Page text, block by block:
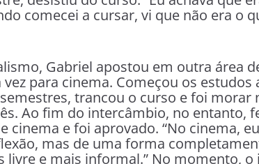
comecei a cursar, vi que não era o
Gabriel apostou em outra área
para cinema. Começou os estudos
trancou o curso e foi morar
Ao fim do intercâmbio, no entanto,
cinema e foi aprovado. “No cinema,
mas de uma forma
livre e mais informal.” No momento, o